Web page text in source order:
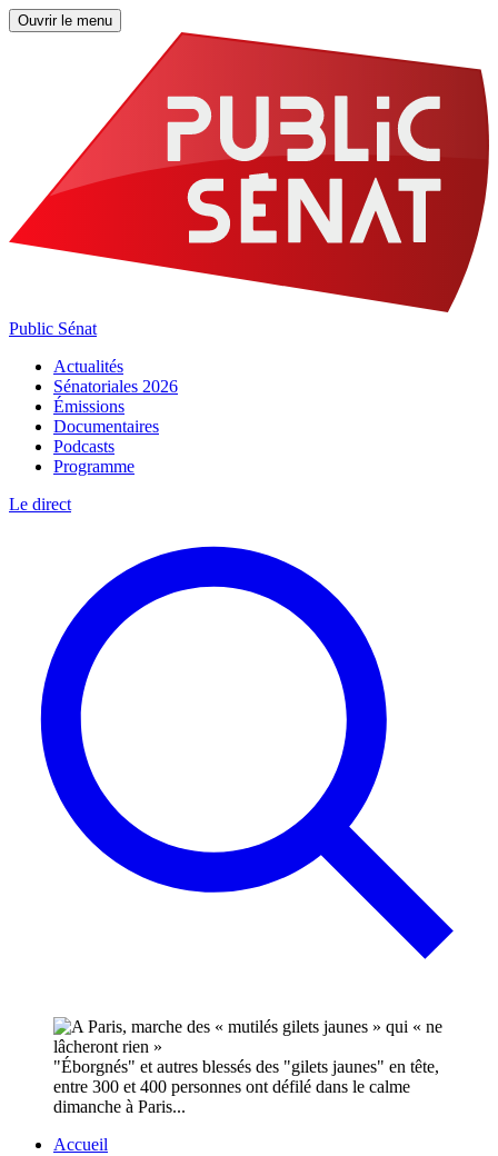
Ouvrir le menu
Public Sénat
Actualités
Sénatoriales 2026
Émissions
Documentaires
Podcasts
Programme
Le direct
"Éborgnés" et autres blessés des "gilets jaunes" en tête,
entre 300 et 400 personnes ont défilé dans le calme
dimanche à Paris...
Accueil